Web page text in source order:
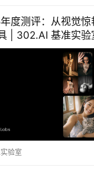
度测评：从视觉惊
| 302.AI 基准实验
验室